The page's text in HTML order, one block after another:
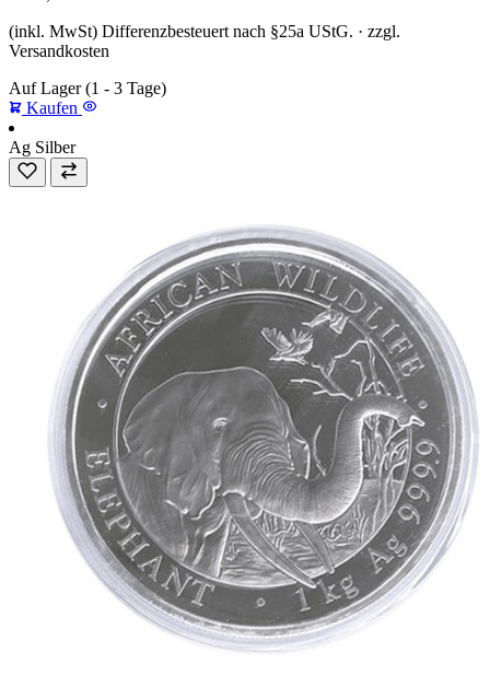
(inkl. MwSt) Differenzbesteuert nach §25a UStG. · zzgl.
Versandkosten
Auf Lager (1 - 3 Tage)
Kaufen
Ag Silber